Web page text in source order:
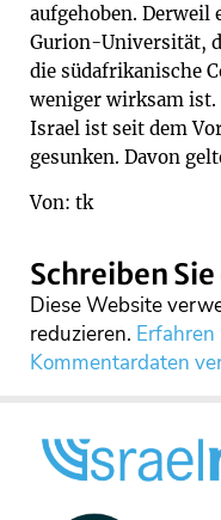
aufgehoben. Derweil
Gurion-Universität,
die südafrikanische
weniger wirksam ist.
Israel ist seit dem
gesunken. Davon
Von: tk
Schreiben
Diese Website
reduzieren. Erfahren
Kommentardaten